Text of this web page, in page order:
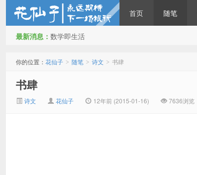
首页 随笔
最新消息： 数学即生活
你的位置： 花仙子 > 随笔 > 诗文 > 书肆
书肆
诗文 花仙子 12年前 (2015-01-16) 7636浏览